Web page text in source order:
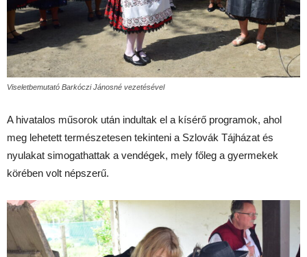
Viseletbemutató Barkóczi Jánosné vezetésével
A hivatalos műsorok után indultak el a kísérő programok, ahol
meg lehetett természetesen tekinteni a Szlovák Tájházat és
nyulakat simogathattak a vendégek, mely főleg a gyermekek
körében volt népszerű.